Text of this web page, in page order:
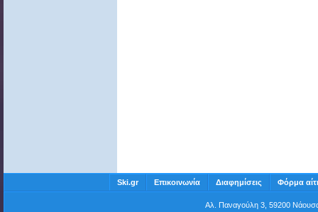
Ski.gr Επικοινωνία Διαφημίσεις Φόρμα
Αλ. Παναγούλη 3, 59200